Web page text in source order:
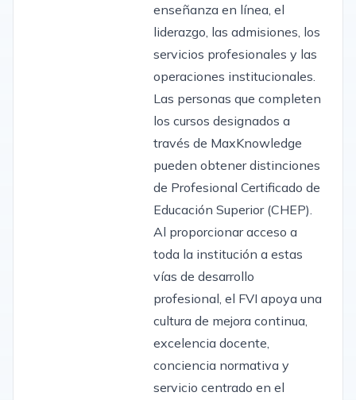
enseñanza en línea, el
liderazgo, las admisiones, los
servicios profesionales y las
operaciones institucionales.
Las personas que completen
los cursos designados a
través de MaxKnowledge
pueden obtener distinciones
de Profesional Certificado de
Educación Superior (CHEP).
Al proporcionar acceso a
toda la institución a estas
vías de desarrollo
profesional, el FVI apoya una
cultura de mejora continua,
excelencia docente,
conciencia normativa y
servicio centrado en el